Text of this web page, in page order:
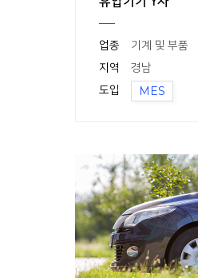
업종
기계 및 부품
지역
경남
도입
MES